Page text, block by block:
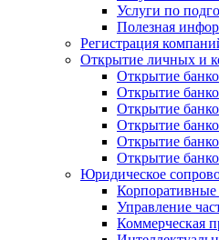
Услуги по
Полезная
Регистрация
Открытие личных и
Открытие
Открытие
Открытие
Открытие
Открытие
Открытие
Юридическое
Управление
Коммерческая